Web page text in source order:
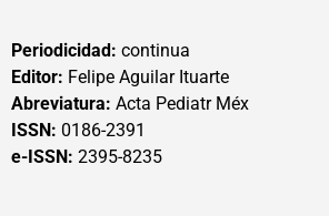
Periodicidad: continua
Editor: Felipe Aguilar Ituarte
Abreviatura: Acta Pediatr Méx
ISSN: 0186-2391
e-ISSN: 2395-8235